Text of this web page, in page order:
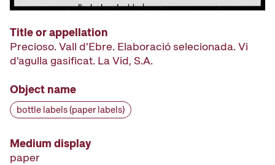
Title or appellation
Precioso. Vall d'Ebre. Elaboració selecionada. Vi
d'agulla gasificat. La Vid, S.A.
Object name
bottle labels (paper labels)
Medium display
paper